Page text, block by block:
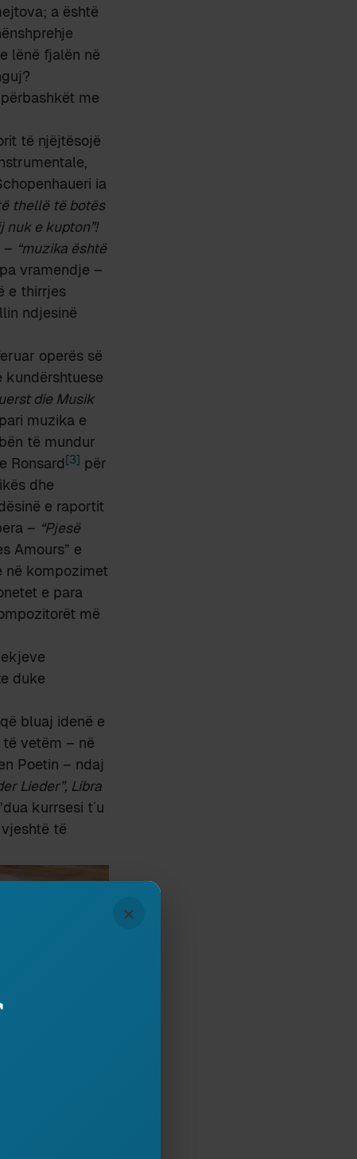
a është
lënë fjalën në
me
të njëjtësojë
ia
thellë të botës
nuk e kupton”!
– “muzika është
vramendje –
e thirrjes
ndjesinë
operës së
die Musik
muzika e
të mundur
Ronsard[3] për
dhe
e raportit
– “Pjesë
Amours” e
në kompozimet
e para
më
duke
bluaj idenë e
vetëm – në
Poetin – ndaj
Lieder”, Libra
kurrsesi t´u
të
×